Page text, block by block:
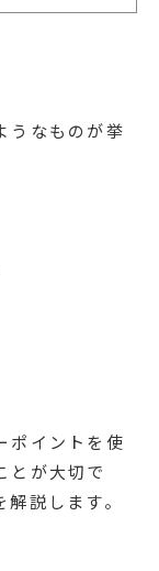
うなものが挙
ポイントを使
とが大切で
説します。